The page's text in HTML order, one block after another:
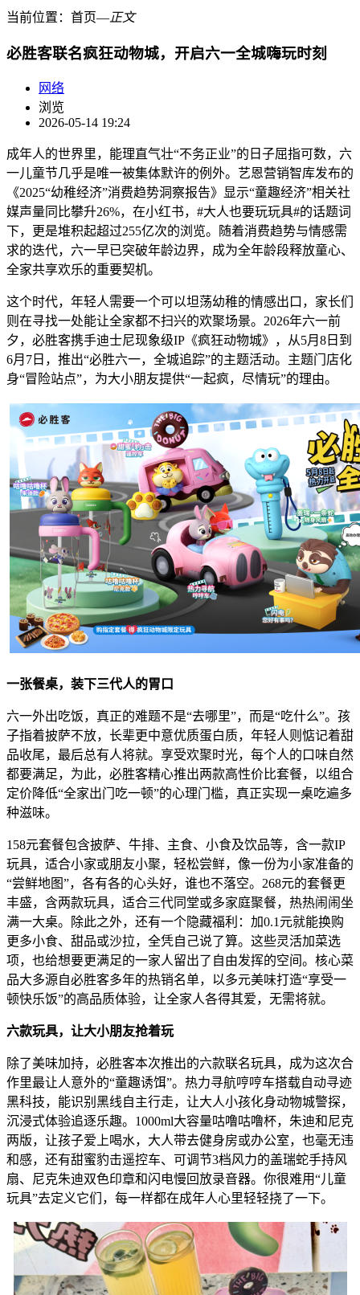
当前位置： 首页―正文
必胜客联名疯狂动物城，开启六一全城嗨玩时刻
网络
浏览
2026-05-14 19:24
成年人的世界里，能理直气壮“不务正业”的日子屈指可数，六
一儿童节几乎是唯一被集体默许的例外。艺恩营销智库发布的
《2025“幼稚经济”消费趋势洞察报告》显示“童趣经济”相关社
媒声量同比攀升26%，在小红书，#大人也要玩玩具#的话题词
下，更是堆积起超过255亿次的浏览。随着消费趋势与情感需
求的迭代，六一早已突破年龄边界，成为全年龄段释放童心、
全家共享欢乐的重要契机。
这个时代，年轻人需要一个可以坦荡幼稚的情感出口，家长们
则在寻找一处能让全家都不扫兴的欢聚场景。2026年六一前
夕，必胜客携手迪士尼现象级IP《疯狂动物城》，从5月8日到
6月7日，推出“必胜六一，全城追踪”的主题活动。主题门店化
身“冒险站点”，为大小朋友提供“一起疯，尽情玩”的理由。
一张餐桌，装下三代人的胃口
六一外出吃饭，真正的难题不是“去哪里”，而是“吃什么”。孩
子指着披萨不放，长辈更中意优质蛋白质，年轻人则惦记着甜
品收尾，最后总有人将就。享受欢聚时光，每个人的口味自然
都要满足，为此，必胜客精心推出两款高性价比套餐，以组合
定价降低“全家出门吃一顿”的心理门槛，真正实现一桌吃遍多
种滋味。
158元套餐包含披萨、牛排、主食、小食及饮品等，含一款IP
玩具，适合小家或朋友小聚，轻松尝鲜，像一份为小家准备的
“尝鲜地图”，各有各的心头好，谁也不落空。268元的套餐更
丰盛，含两款玩具，适合三代同堂或多家庭聚餐，热热闹闹坐
满一大桌。除此之外，还有一个隐藏福利：加0.1元就能换购
更多小食、甜品或沙拉，全凭自己说了算。这些灵活加菜选
项，也给想要更满足的一家人留出了自由发挥的空间。核心菜
品大多源自必胜客多年的热销名单，以多元美味打造“享受一
顿快乐饭”的高品质体验，让全家人各得其爱，无需将就。
六款玩具，让大小朋友抢着玩
除了美味加持，必胜客本次推出的六款联名玩具，成为这次合
作里最让人意外的“童趣诱饵”。热力寻航哼哼车搭载自动寻迹
黑科技，能识别黑线自主行走，让大人小孩化身动物城警探，
沉浸式体验追逐乐趣。1000ml大容量咕噜咕噜杯，朱迪和尼克
两版，让孩子爱上喝水，大人带去健身房或办公室，也毫无违
和感，还有甜蜜豹击遥控车、可调节3档风力的盖瑞蛇手持风
扇、尼克朱迪双色印章和闪电慢回放录音器。你很难用“儿童
玩具”去定义它们，每一样都在成年人心里轻轻挠了一下。